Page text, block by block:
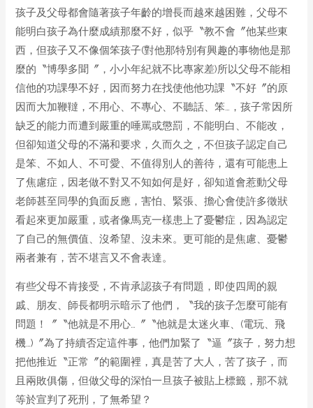
孩子及父母都會隨著孩子年齡的增長而越來越困難，父母不
能明白孩子為什麼成績那麼不好，似乎〝教不會〞他某些東
西，但孩子又不像個笨孩子(對他那特別有興趣的事物他是那
麼的〝博學多聞〞，小小年紀就不比專家差)所以父母不能相
信他的功課學不好，因而努力在找使他他功課〝不好〞的原
因而大加鞭韃，不用心、不專心、不聽話、笨…，孩子常因所
缺乏的能力而遭到嚴重的唾罵或懲罰，不能明白、不能改，
但卻知道父母的不滿和要求，久而久之，不但孩子認定自己
是笨、不如人、不可愛、不值得別人的善待，還有可能患上
了焦慮症，因老做不對又不知如何是好，卻知道會惹動父母
老師甚至同學的負面反應，害怕、緊張、擔心會使許多徵狀
看起來更加嚴重，或者像馬克一樣患上了憂鬱症，因為認定
了自己的無價值、沒希望、沒未來。更可能的是焦慮、憂鬱
兩者兼有，苦不堪言又不會表達。
有些父母不肯接受，不肯承認孩子有問題，即使四周的親
戚、朋友、師長都明示暗示了他們，〝我的孩子怎麼可能有
問題！〞〝他就是不用心…〞〝他就是太迷火車、(電玩、飛
機…)〞為了持續否定這件事，他們加緊了〝逼〞孩子，努力想
把他推近〝正常〞的範圍裡，真是苦了大人，苦了孩子，而
且兩敗俱傷，但做父母的深怕一旦孩子被貼上標籤，那不就
等於宣判了死刑，了無希望？